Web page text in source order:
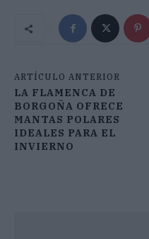
ARTÍCULO ANTERIOR
LA FLAMENCA DE
BORGOÑA OFRECE
MANTAS POLARES
IDEALES PARA EL
INVIERNO